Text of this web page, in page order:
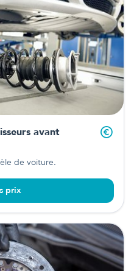
avant
de voiture.
prix